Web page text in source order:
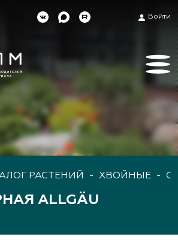
Войти
РАСТЕНИЙ - ХВОЙНЫЕ -
ALLGÄU